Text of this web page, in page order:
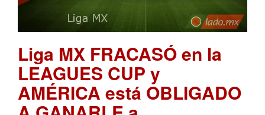
Liga MX FRACASÓ en la
LEAGUES CUP y
AMÉRICA está OBLIGADO